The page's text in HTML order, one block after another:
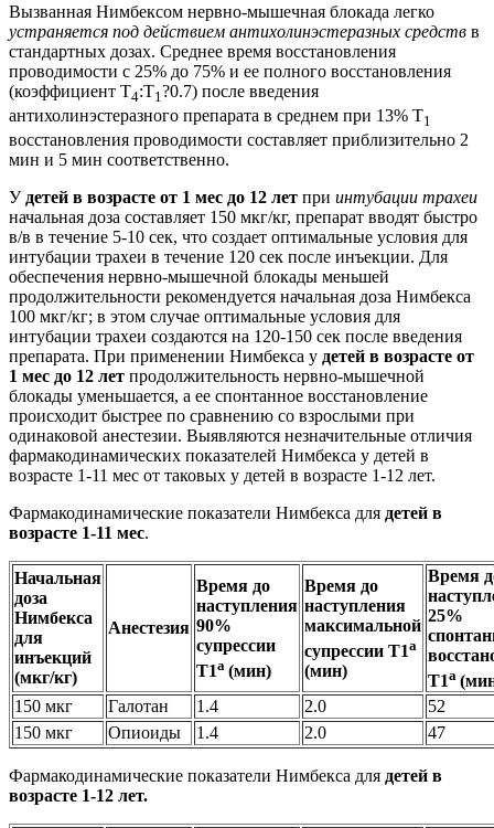
Вызванная Нимбексом нервно-мышечная блокада легко
устраняется под действием антихолинэстеразных средств в
стандартных дозах. Среднее время восстановления
проводимости с 25% до 75% и ее полного восстановления
(коэффициент T4:T1?0.7) после введения
антихолинэстеразного препарата в среднем при 13% T1
восстановления проводимости составляет приблизительно 2
мин и 5 мин соответственно.
У детей в возрасте от 1 мес до 12 лет при интубации трахеи
начальная доза составляет 150 мкг/кг, препарат вводят быстро
в/в в течение 5-10 сек, что создает оптимальные условия для
интубации трахеи в течение 120 сек после инъекции. Для
обеспечения нервно-мышечной блокады меньшей
продолжительности рекомендуется начальная доза Нимбекса
100 мкг/кг; в этом случае оптимальные условия для
интубации трахеи создаются на 120-150 сек после введения
препарата. При применении Нимбекса у детей в возрасте от
1 мес до 12 лет продолжительность нервно-мышечной
блокады уменьшается, а ее спонтанное восстановление
происходит быстрее по сравнению со взрослыми при
одинаковой анестезии. Выявляются незначительные отличия
фармакодинамических показателей Нимбекса у детей в
возрасте 1-11 мес от таковых у детей в возрасте 1-12 лет.
Фармакодинамические показатели Нимбекса для детей в
возрасте 1-11 мес.
Начальная
доза
Нимбекса
для
инъекций
(мкг/кг)
Анестезия
Время до
наступления
90%
супрессии
Т1а (мин)
Время до
наступления
максимальной
супрессии Т1а
(мин)
Время
25%
Т1а
150 мкг
Галотан 1.4 2.0
52
150 мкг
Опиоиды 1.4 2.0 47
Фармакодинамические показатели Нимбекса для детей в
возрасте 1-12 лет.